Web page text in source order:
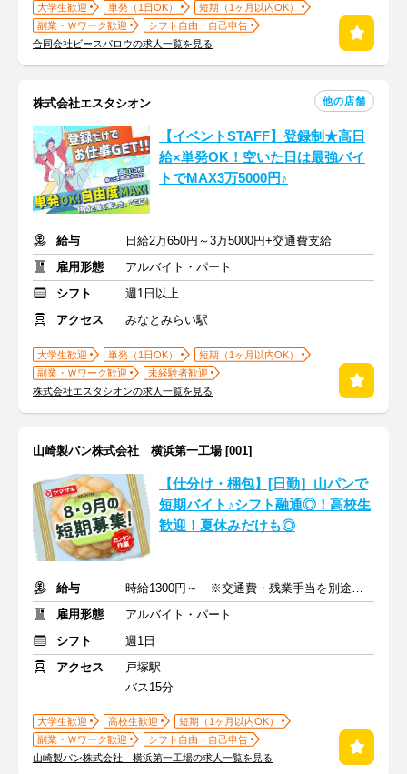
大学生歓迎 単発（1日OK）
短期（1ヶ月以内OK）
副業・Ｗワーク歓迎
シフト自由・自己申告
合同会社ビースパロウの求人一覧を見る
株式会社エスタシオン 他の店舗
【イベントSTAFF】登録制★高日
給×単発OK！空いた日は最強バイ
トでMAX3万5000円♪
給与
日給2万650円～3万5000円+交通費支給
雇用形態
アルバイト・パート
シフト
週1日以上
アクセス
みなとみらい駅
大学生歓迎 単発（1日OK）
短期（1ヶ月以内OK）
副業・Ｗワーク歓迎
未経験者歓迎
株式会社エスタシオンの求人一覧を見る
山崎製パン株式会社 横浜第一工場 [001]
【仕分け・梱包】[日勤］山パンで
短期バイト♪シフト融通◎！高校生
歓迎！夏休みだけも◎
給与
雇用形態
アルバイト・パート
シフト
週1日
アクセス
戸塚駅
バス15分
大学生歓迎 高校生歓迎
短期（1ヶ月以内OK）
副業・Ｗワーク歓迎
シフト自由・自己申告
山崎製パン株式会社 横浜第一工場の求人一覧を見る